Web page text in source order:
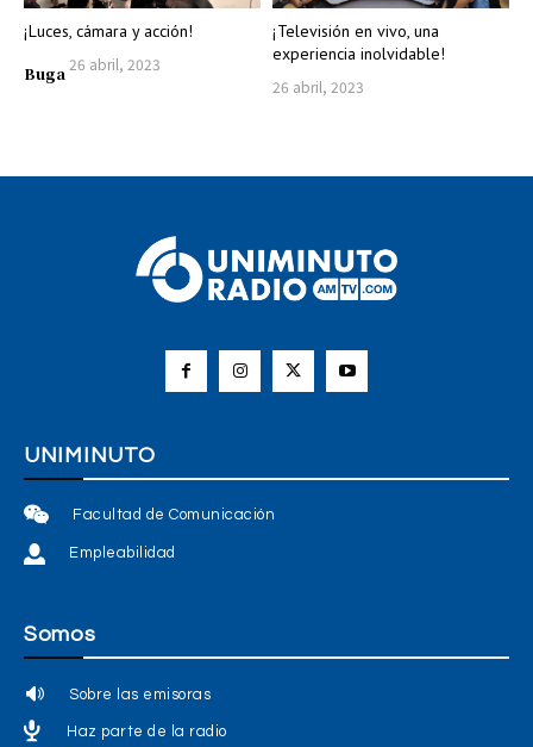
¡Luces, cámara y acción!
Buga 26 abril, 2023
¡Televisión en vivo, una
experiencia inolvidable!
26 abril, 2023
UNIMINUTO
Facultad de Comunicación
Empleabilidad
Somos
Sobre las emisoras
Haz parte de la radio